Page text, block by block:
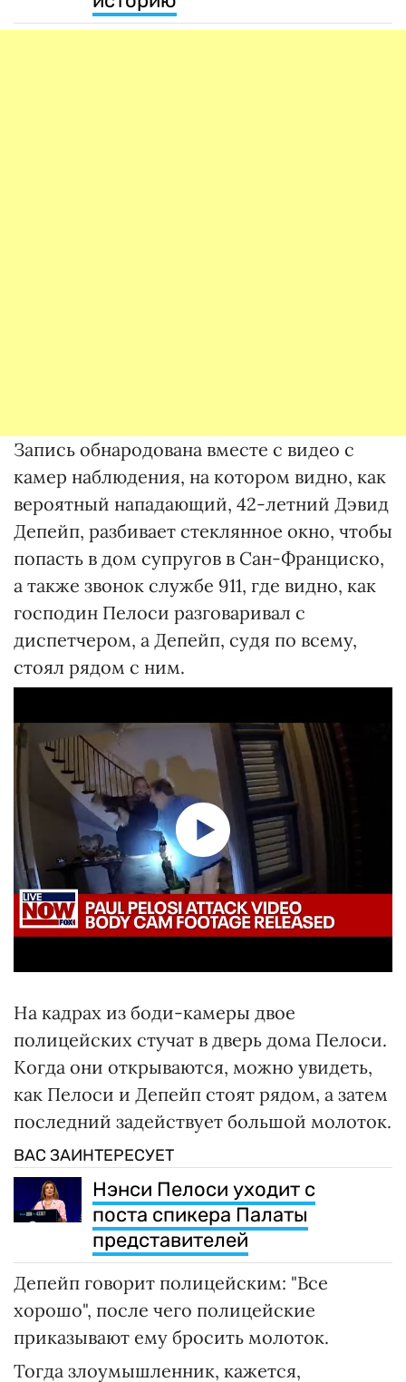
Запись обнародована вместе с видео с
камер наблюдения, на котором видно, как
вероятный нападающий, 42-летний Дэвид
Депейп, разбивает стеклянное окно, чтобы
попасть в дом супругов в Сан-Франциско,
а также звонок службе 911, где видно, как
господин Пелоси разговаривал с
диспетчером, а Депейп, судя по всему,
стоял рядом с ним.
На кадрах из боди-камеры двое
полицейских стучат в дверь дома Пелоси.
Когда они открываются, можно увидеть,
как Пелоси и Депейп стоят рядом, а затем
последний задействует большой молоток.
ВАС ЗАИНТЕРЕСУЕТ
Нэнси Пелоси уходит с
поста спикера Палаты
представителей
Депейп говорит полицейским: "Все
хорошо", после чего полицейские
приказывают ему бросить молоток.
Тогда злоумышленник, кажется,